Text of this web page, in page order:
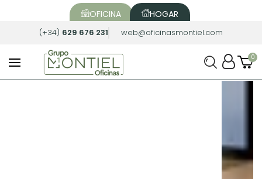
OFICINA HOGAR
(+34) 629 676 231 web@oficinasmontiel.com